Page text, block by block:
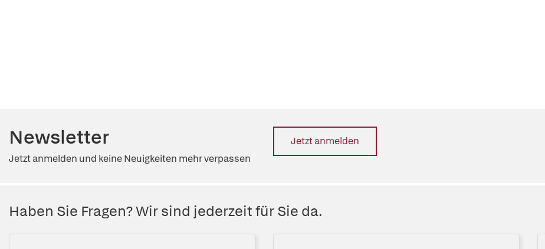
Newsletter
Jetzt anmelden und keine Neuigkeiten mehr verpassen
Jetzt anmelden
Haben Sie Fragen? Wir sind jederzeit für Sie da.